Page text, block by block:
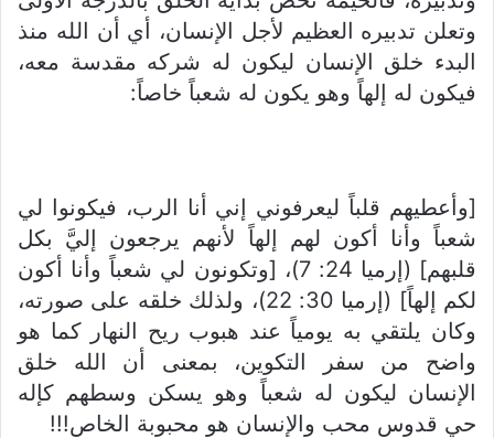
وتعلن تدبيره العظيم لأجل الإنسان، أي أن الله منذ
البدء خلق الإنسان ليكون له شركه مقدسة معه،
فيكون له إلهاً وهو يكون له شعباً خاصاً:
[وأعطيهم قلباً ليعرفوني إني أنا الرب، فيكونوا لي
شعباً وأنا أكون لهم إلهاً لأنهم يرجعون إليَّ بكل
قلبهم] (إرميا 24: 7)، [وتكونون لي شعباً وأنا أكون
لكم إلهاً] (إرميا 30: 22)، ولذلك خلقه على صورته،
وكان يلتقي به يومياً عند هبوب ريح النهار كما هو
واضح من سفر التكوين، بمعنى أن الله خلق
الإنسان ليكون له شعباً وهو يسكن وسطهم كإله
حي قدوس محب والإنسان هو محبوبة الخاص!!!